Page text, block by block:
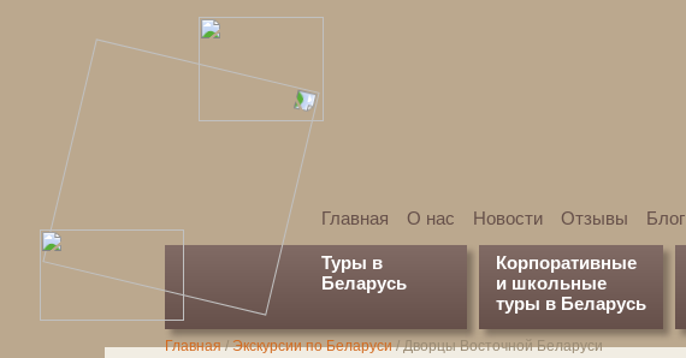
Главная О нас Новости Отзывы Блог
Туры в
Беларусь
Корпоративные
и школьные
туры в Беларусь
Главная/Экскурсии по Беларуси/Дворцы Восточной Беларуси